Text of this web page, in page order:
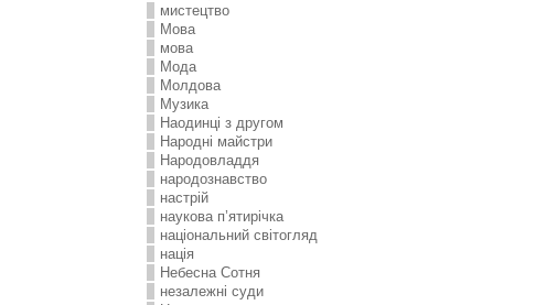
мистецтво
Мова
мова
Мода
Молдова
Музика
Наодинці з другом
Народні майстри
Народовладдя
народознавство
настрій
наукова п’ятирічка
національний світогляд
нація
Небесна Сотня
незалежні суди